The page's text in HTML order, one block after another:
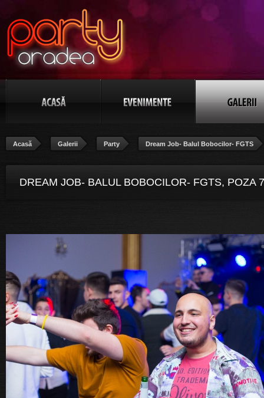
Acasă Galerii Party Dream Job- Balul Bobocilor- FGTS
DREAM JOB- BALUL BOBOCILOR- FGTS, POZA